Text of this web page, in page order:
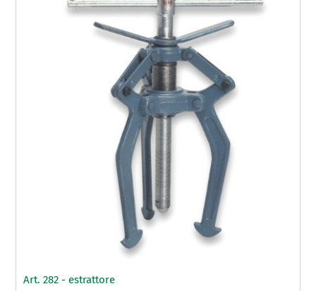
Art. 282 - estrattore